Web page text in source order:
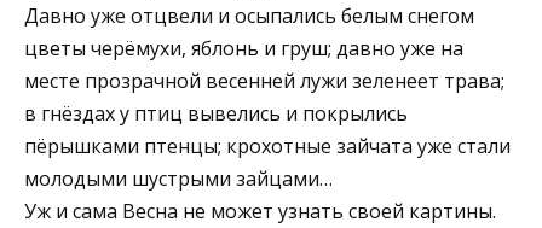
Давно уже отцвели и осыпались белым снегом
цветы черёмухи, яблонь и груш; давно уже на
месте прозрачной весенней лужи зеленеет трава;
в гнёздах у птиц вывелись и покрылись
пёрышками птенцы; крохотные зайчата уже стали
молодыми шустрыми зайцами…
Уж и сама Весна не может узнать своей картины.